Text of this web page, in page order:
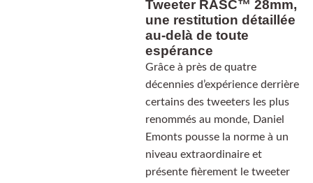
Tweeter RASC™ 28mm,
une restitution détaillée
au-delà de toute
espérance
Grâce à près de quatre
décennies d’expérience derrière
certains des tweeters les plus
renommés au monde, Daniel
Emonts pousse la norme à un
niveau extraordinaire et
présente fièrement le tweeter